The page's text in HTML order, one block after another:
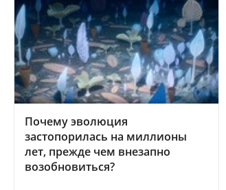
Почему эволюция
застопорилась на миллионы
лет, прежде чем внезапно
возобновиться?